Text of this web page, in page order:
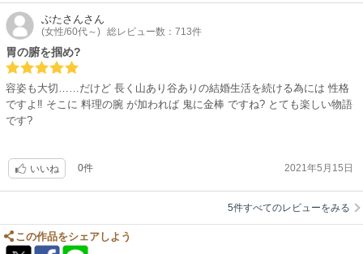
ぶたさんさん
(女性/60代～) 総レビュー数：713件
胃の腑を掴め?
容姿も大切……だけど 長く山あり谷ありの結婚生活を続ける為には 性格
ですよ‼ そこに 料理の腕 が加われば 鬼に金棒 ですね? とても楽しい物語
です?
いいね 0件 2021年5月15日
5件すべてのレビューをみる
この作品をシェアしよう